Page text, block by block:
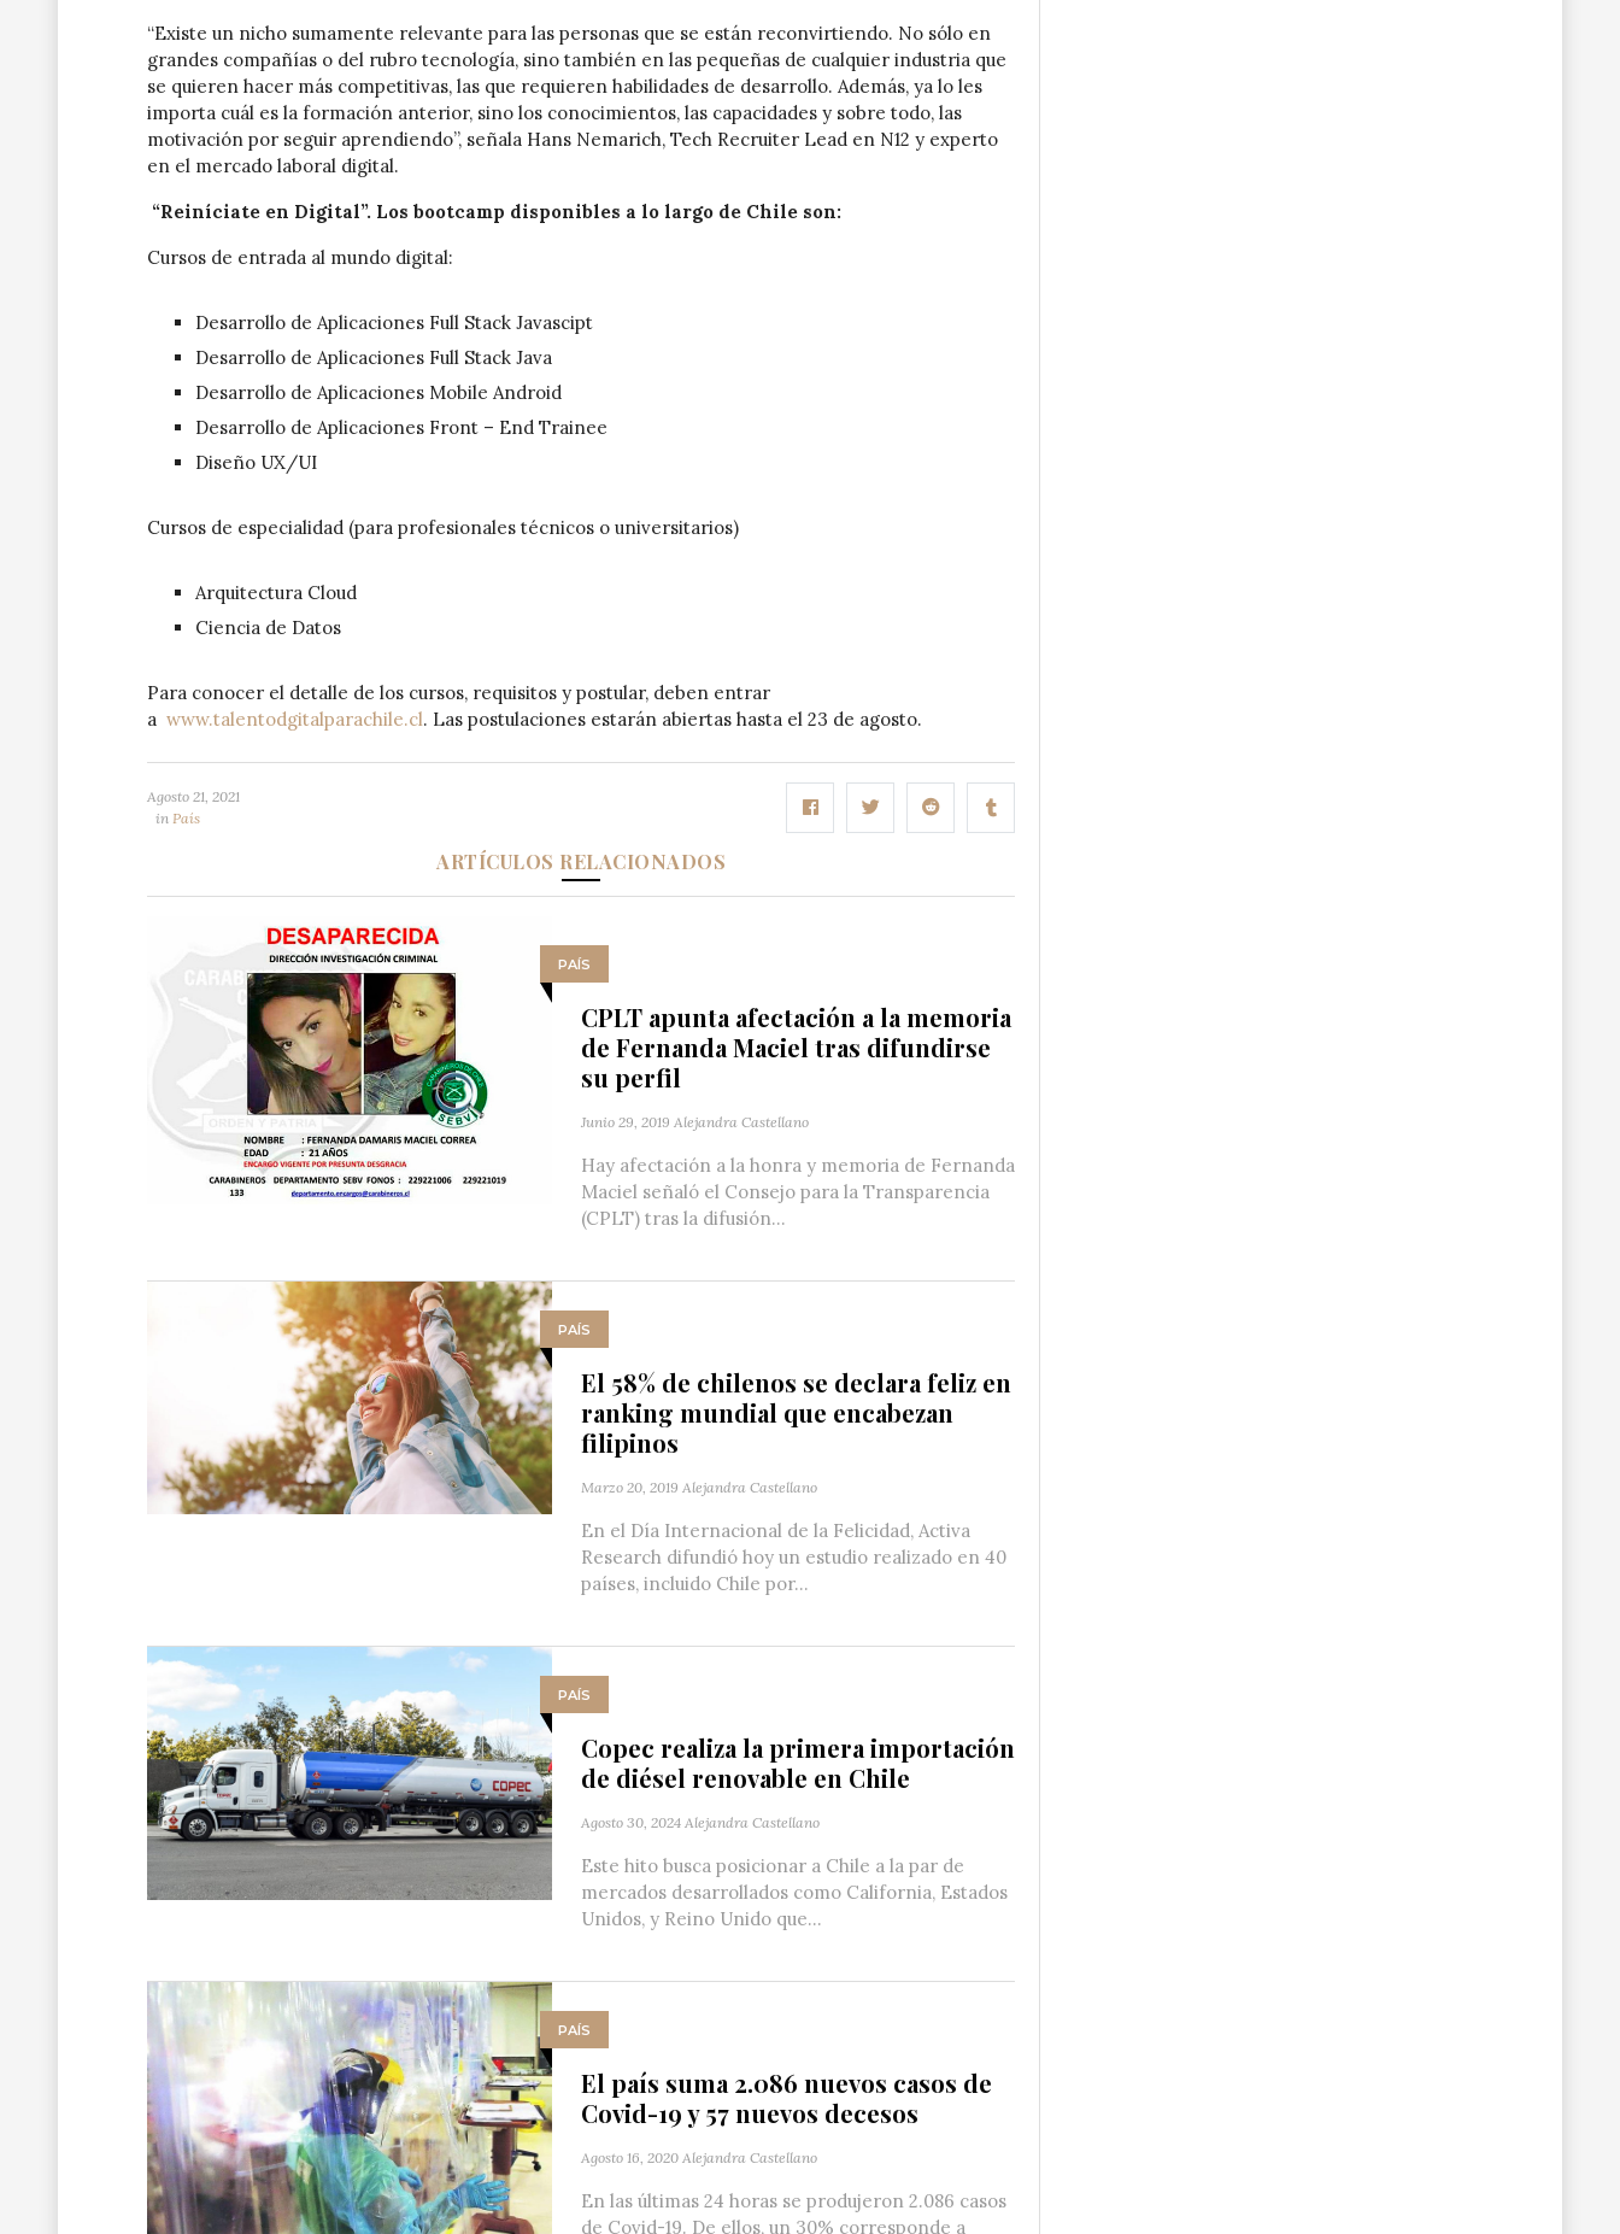
“Existe un nicho sumamente relevante para las personas que se están reconvirtiendo. No sólo en
grandes compañías o del rubro tecnología, sino también en las pequeñas de cualquier industria que
se quieren hacer más competitivas, las que requieren habilidades de desarrollo. Además, ya lo les
importa cuál es la formación anterior, sino los conocimientos, las capacidades y sobre todo, las
motivación por seguir aprendiendo”, señala Hans Nemarich, Tech Recruiter Lead en N12 y experto
en el mercado laboral digital.
“Reiníciate en Digital”. Los bootcamp disponibles a lo largo de Chile son:
Cursos de entrada al mundo digital:
Desarrollo de Aplicaciones Full Stack Javascipt
Desarrollo de Aplicaciones Full Stack Java
Desarrollo de Aplicaciones Mobile Android
Desarrollo de Aplicaciones Front – End Trainee
Diseño UX/UI
Cursos de especialidad (para profesionales técnicos o universitarios)
Arquitectura Cloud
Ciencia de Datos
Para conocer el detalle de los cursos, requisitos y postular, deben entrar
a www.talentodgitalparachile.cl. Las postulaciones estarán abiertas hasta el 23 de agosto.
Agosto 21, 2021
in País
ARTÍCULOS RELACIONADOS
PAÍS
CPLT apunta afectación a la memoria
de Fernanda Maciel tras difundirse
su perfil
Junio 29, 2019 Alejandra Castellano
Hay afectación a la honra y memoria de Fernanda
Maciel señaló el Consejo para la Transparencia
(CPLT) tras la difusión...
PAÍS
El 58% de chilenos se declara feliz en
ranking mundial que encabezan
filipinos
Marzo 20, 2019 Alejandra Castellano
En el Día Internacional de la Felicidad, Activa
Research difundió hoy un estudio realizado en 40
países, incluido Chile por...
PAÍS
Copec realiza la primera importación
de diésel renovable en Chile
Agosto 30, 2024 Alejandra Castellano
Este hito busca posicionar a Chile a la par de
mercados desarrollados como California, Estados
Unidos, y Reino Unido que...
PAÍS
El país suma 2.086 nuevos casos de
Covid-19 y 57 nuevos decesos
Agosto 16, 2020 Alejandra Castellano
En las últimas 24 horas se produjeron 2.086 casos
de Covid-19. De ellos, un 30% corresponde a